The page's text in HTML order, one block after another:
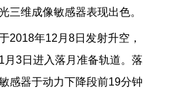
三维成像敏感器表现出色。
2018年12 月8日发射升空，
1 月3日进入落月准备轨道。落
感器于动力下降段前19分钟